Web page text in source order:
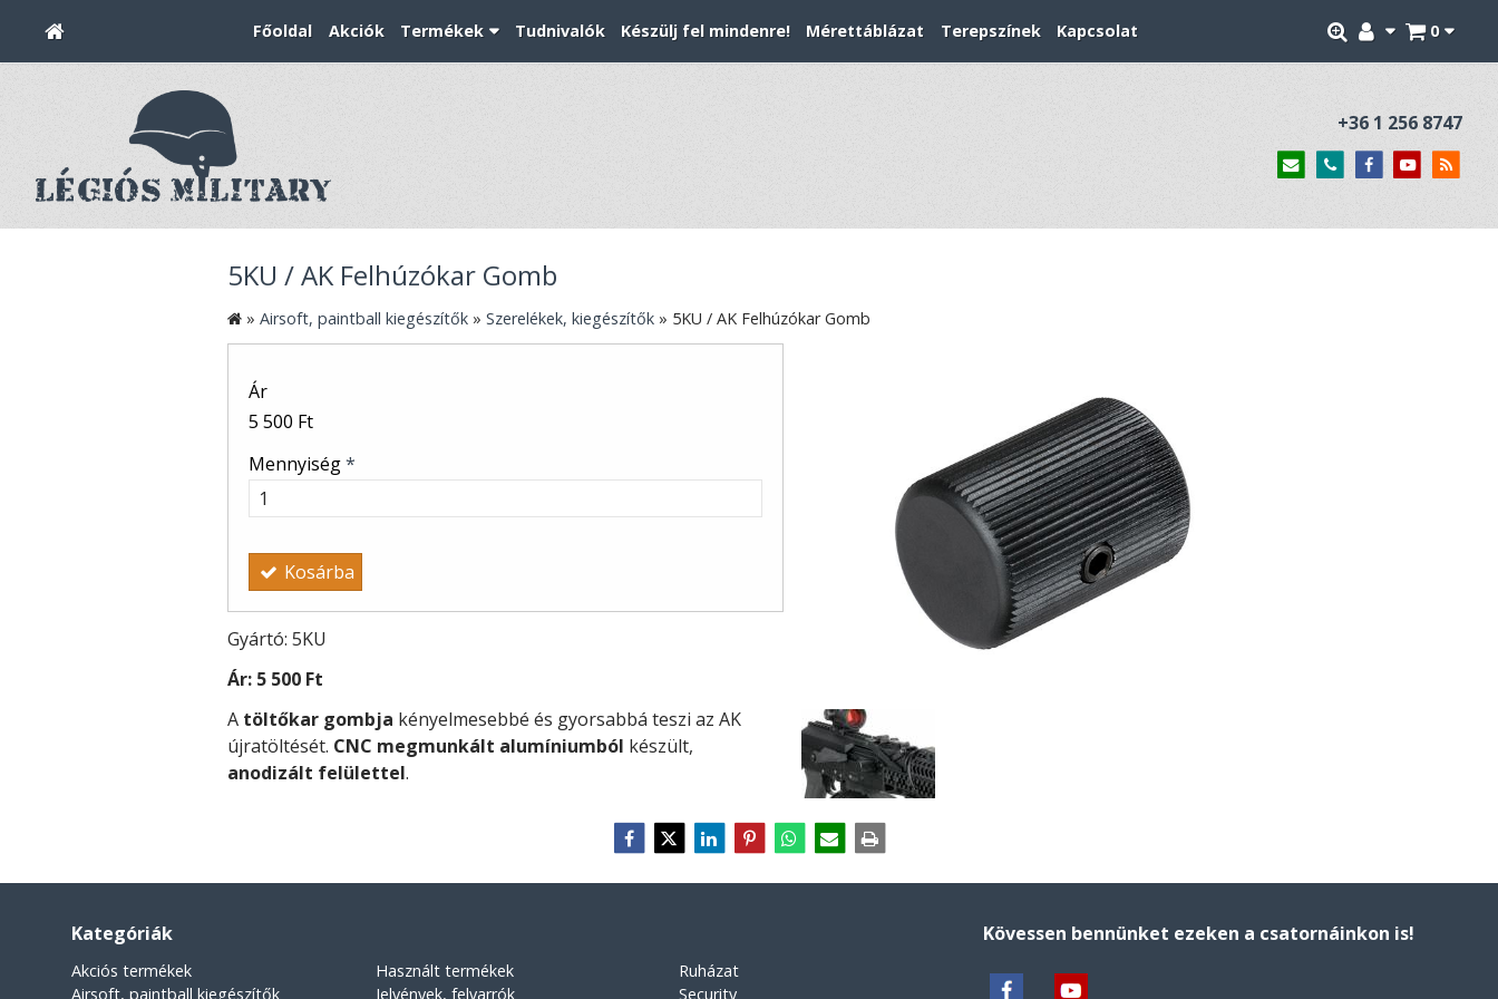
0
Főoldal Akciók Termékek Tudnivalók Készülj fel mindenre! Mérettáblázat Terepszínek Kapcsolat
+36 1 256 8747
5KU / AK Felhúzókar Gomb
» Airsoft, paintball kiegészítők » Szerelékek, kiegészítők » 5KU / AK Felhúzókar Gomb
Ár
5 500 Ft
Mennyiség*
Kosárba
Gyártó: 5KU
Ár: 5 500 Ft
A töltőkar gombja kényelmesebbé és gyorsabbá teszi az AK
újratöltését. CNC megmunkált alumíniumból készült,
anodizált felülettel.
Kategóriák
Akciós termékek
Airsoft, paintball kiegészítők
Használt termékek
Jelvények, felvarrók
Ruházat
Security
Kövessen bennünket ezeken a csatornáinkon is!